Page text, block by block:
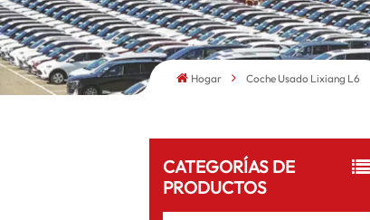
Hogar Coche Usado Lixiang L6
CATEGORÍAS DE
PRODUCTOS